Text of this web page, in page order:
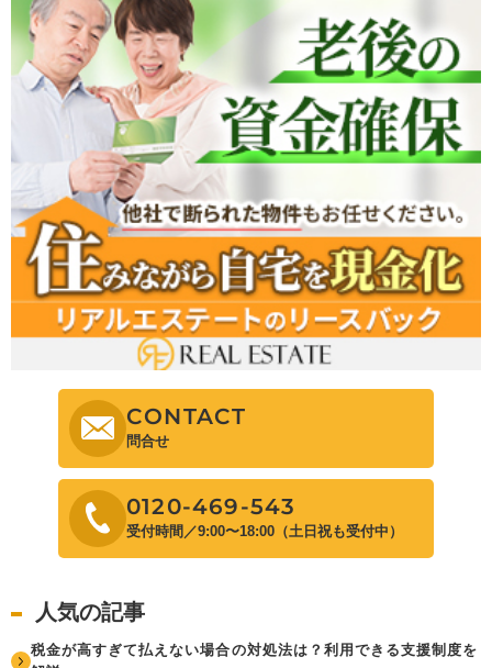
CONTACT
問合せ
0120-469-543
受付時間／9:00〜18:00（土日祝も受付中）
人気の記事
税金が高すぎて払えない場合の対処法は？利用できる支援制度を